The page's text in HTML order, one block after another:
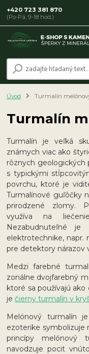
+420 723 381 870
(Po-Pá, 9-18 hod.)
Úvod Turmalín
Turmalín
Turmalín je veľká
známych viac ako
rôznych geologických
s typickými
povrchu, ktoré je
Turmalínové guľôčky
prirodzené zlomy.
využíva na
Nezabudnuteľné
elektrotechnike, napr.
pre detektory nárazov
Medzi farebné
zonálne dvojfarebný
ktoré sa používajú
ječierny turmalín v
Melónový turmalín
ezoterike symbolizuje
princípy melónový
navodzuje pocit